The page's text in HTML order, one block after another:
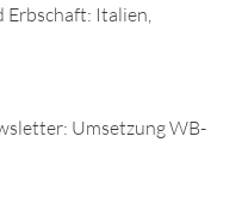
Italien,
Umsetzung WB-